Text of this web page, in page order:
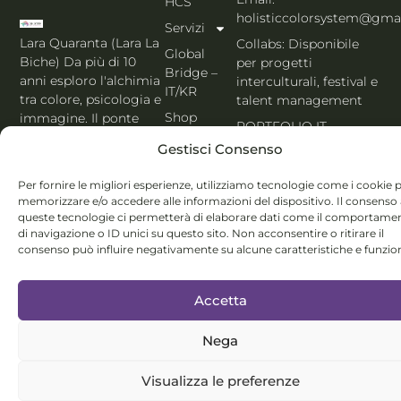
Gestisci Consenso
Per fornire le migliori esperienze, utilizziamo tecnologie come i cookie
memorizzare e/o accedere alle informazioni del dispositivo. Il consenso
queste tecnologie ci permetterà di elaborare dati come il
di navigazione o ID unici su questo sito. Non acconsentire o ritirare il
consenso può influire negativamente su alcune caratteristiche e
Accetta
Nega
Visualizza le preferenze
Lara Quaranta (Lara La
Biche) Da più di 10
anni esploro l'alchimia
tra colore, psicologia e
immagine. Il ponte
MBTI, Enneagramma &
Holistic Color
System®.
Servizi
Global
Bridge –
IT/KR
Shop
Blog
Italiano
Collabs: Disponibile
per progetti
interculturali, festival e
talent management
PORTFOLIO IT
© Lara Quaranta | P.IVA 03960300980 | 2026 All Rights
Reserved